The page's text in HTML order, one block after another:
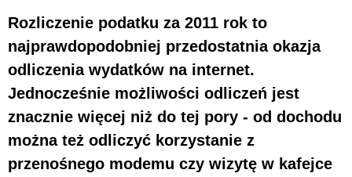
Rozliczenie podatku za 2011 rok to
najprawdopodobniej przedostatnia okazja
odliczenia wydatków na internet.
Jednocześnie możliwości odliczeń jest
znacznie więcej niż do tej pory - od dochodu
można też odliczyć korzystanie z
przenośnego modemu czy wizytę w kafejce